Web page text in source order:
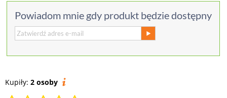
Powiadom mnie gdy produkt będzie dostępny
Kupiły: 2 osoby